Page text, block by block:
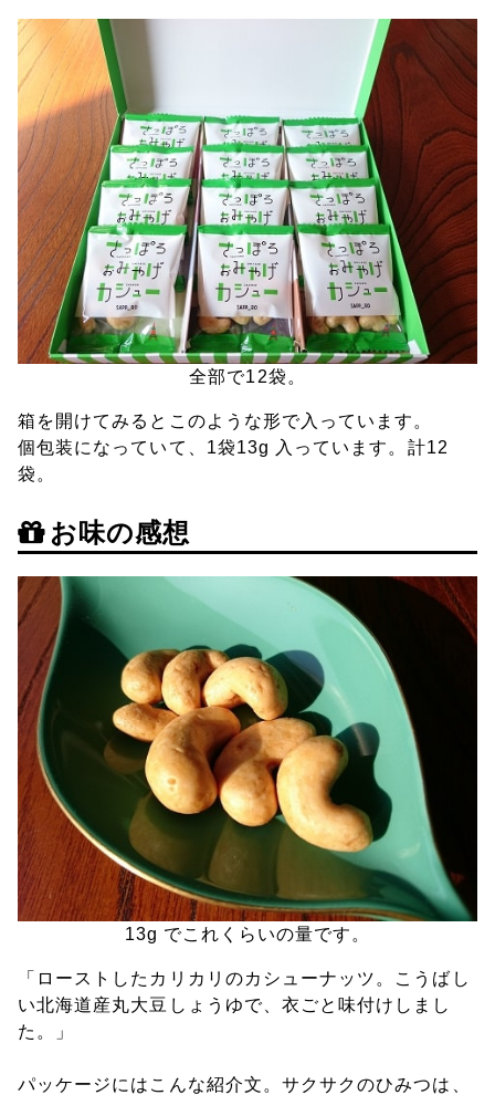
全部で12袋。
箱を開けてみるとこのような形で入っています。
個包装になっていて、1袋13g 入っています。計12
袋。
お味の感想
13g でこれくらいの量です。
「ローストしたカリカリのカシューナッツ。こうばし
い北海道産丸大豆しょうゆで、衣ごと味付けしまし
た。」
パッケージにはこんな紹介文。サクサクのひみつは、